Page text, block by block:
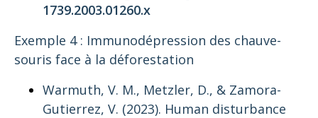
1739.2003.01260.x
Exemple 4 : Immunodépression des chauve-
souris face à la déforestation
Warmuth, V. M., Metzler, D., & Zamora-
Gutierrez, V. (2023). Human disturbance